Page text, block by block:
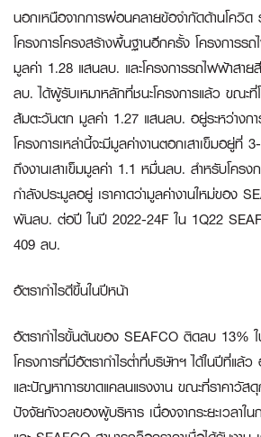
นอกเหนือจากการผ่อนคลายข้อจำกัดด้านโควิด
โครงการโครงสร้างพื้นฐานอีกครั้ง โครงการร
มูลค่า 1.28 แสนลบ. และโครงการรถไฟฟ้าสา
ลบ. ได้ผู้รับเหมาหลักที่ชนะโครงการแล้ว ขณะ
ส้มตะวันตก มูลค่า 1.27 แสนลบ. อยู่ระหว่างกา
โครงการเหล่านี้จะมีมูลค่างานตอกเสาเข็มอยู่
ถึงงานเสาเข็มมูลค่า 1.1 หมื่นลบ. สำหรับโคร
กำลังประมูลอยู่ เราคาดว่ามูลค่างานใหม่ของ
พันลบ. ต่อปี ในปี 2022-24F ใน 1Q22
409 ลบ.
อัตรากำไรดีขึ้นในปีหน้า
อัตรากำไรขั้นต้นของ SEAFCO ติดลบ 13%
โครงการที่มีอัตรากำไรต่ำที่บริษัทฯ ได้ในปีที่แล้ว
และปัญหาการขาดแคลนแรงงาน ขณะที่ราคาวัส
ปัจจัยกังวลของผู้บริหาร เนื่องจากระยะเวลาใน